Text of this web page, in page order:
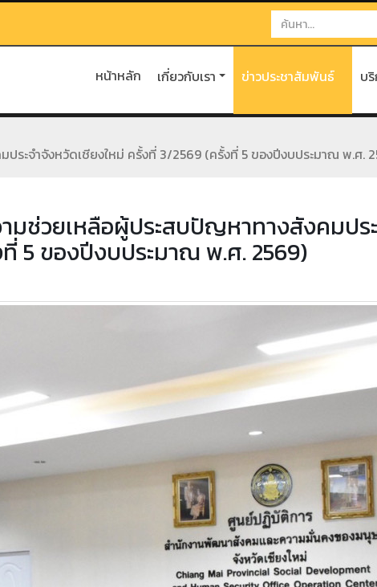
หน้าหลัก เกี่ยวกับเรา ข่าวประชาสัมพันธ์ บ
ระจำจังหวัดเชียงใหม่ ครั้งที่ 3/2569 (ครั้งที่ 5 ของปีงบประมาณ พ.ศ.
มช่วยเหลือผู้ประสบปัญหาทางสังคมปร
5 ของปีงบประมาณ พ.ศ. 2569)